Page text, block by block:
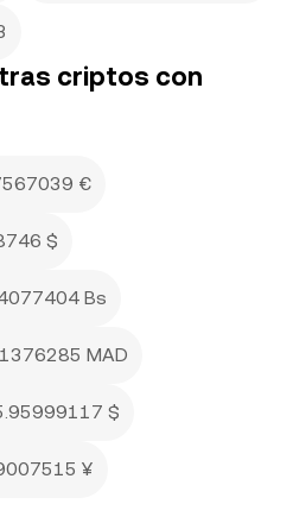
criptos con
€
$
Bs
MAD
$
¥